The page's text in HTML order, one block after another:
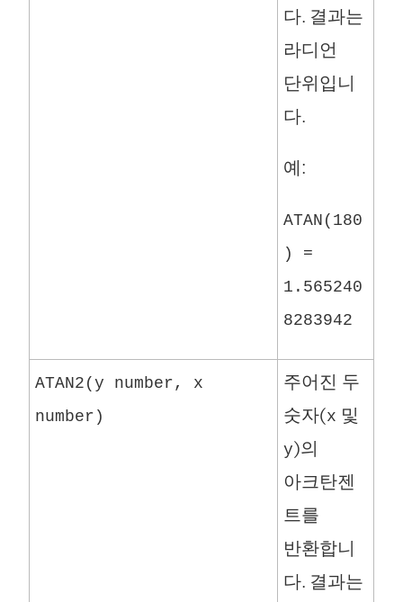
다. 결과는
라디언
단위입니
다.
예:
ATAN(180
) =
1.565240
8283942
ATAN2(y number, x
number)
주어진 두
숫자(x 및
y)의
아크탄젠
트를
반환합니
다. 결과는